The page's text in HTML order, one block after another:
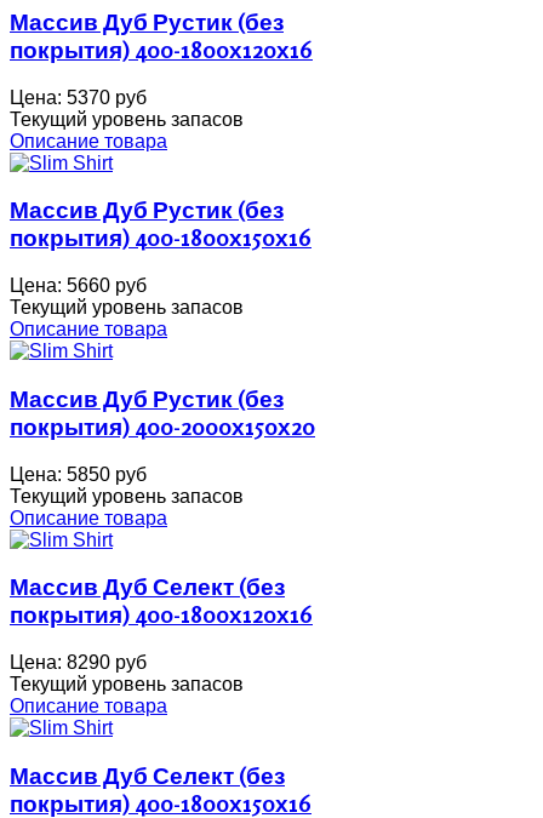
Массив Дуб Рустик (без
покрытия) 400-1800х120х16
Цена: 5370 руб
Текущий уровень запасов
Описание товара
Массив Дуб Рустик (без
покрытия) 400-1800х150х16
Цена: 5660 руб
Текущий уровень запасов
Описание товара
Массив Дуб Рустик (без
покрытия) 400-2000х150х20
Цена: 5850 руб
Текущий уровень запасов
Описание товара
Массив Дуб Селект (без
покрытия) 400-1800х120х16
Цена: 8290 руб
Текущий уровень запасов
Описание товара
Массив Дуб Селект (без
покрытия) 400-1800х150х16